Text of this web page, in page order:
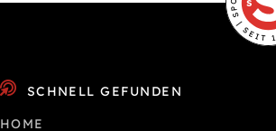
SCHNELL GEFUNDEN
HOME